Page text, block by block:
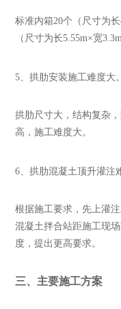
标准内箱20个（尺寸为
（尺寸为长5.55m×宽
5、拱肋安装施工难度大。
拱肋尺寸大，结构复杂
高，施工难度大。
6、拱肋混凝土顶升灌注
根据施工要求，先上灌
混凝土拌合站距施工现
度，提出更高要求。
三、主要施工方案